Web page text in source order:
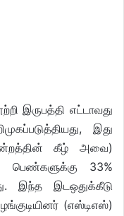
இருபத்தி எட்டாவது
இது
கீழ் அவை)
பெண்களுக்கு 33%
இந்த இடஒதுக்கீடு
(எஸ்டிஎஸ்)